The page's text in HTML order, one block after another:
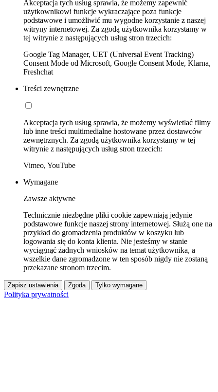
Akceptacja tych usług sprawia, że możemy zapewnić
użytkownikowi funkcje wykraczające poza funkcje
podstawowe i umożliwić mu wygodne korzystanie z naszej
witryny internetowej. Za zgodą użytkownika korzystamy w
tej witrynie z następujących usług stron trzecich:
Google Tag Manager, UET (Universal Event Tracking)
Consent Mode od Microsoft, Google Consent Mode, Klarna,
Freshchat
Treści zewnętrzne
Akceptacja tych usług sprawia, że możemy wyświetlać filmy
lub inne treści multimedialne hostowane przez dostawców
zewnętrznych. Za zgodą użytkownika korzystamy w tej
witrynie z następujących usług stron trzecich:
Vimeo, YouTube
Wymagane
Zawsze aktywne
Technicznie niezbędne pliki cookie zapewniają jedynie
podstawowe funkcje naszej strony internetowej. Służą one na
przykład do gromadzenia produktów w koszyku lub
logowania się do konta klienta. Nie jesteśmy w stanie
wyciągnąć żadnych wniosków na temat użytkownika, a
wszelkie dane zgromadzone w ten sposób nigdy nie zostaną
przekazane stronom trzecim.
Zapisz ustawienia Zgoda Tylko wymagane
Polityka prywatności